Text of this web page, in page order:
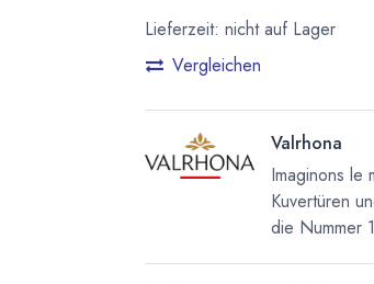
Lieferzeit: nicht auf Lager
Vergleichen
Valrhona
Imaginons le
Kuvertüren
die Nummer